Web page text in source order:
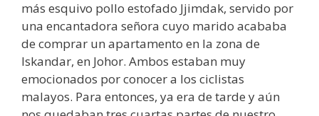
más esquivo pollo estofado Jjimdak, servido por
una encantadora señora cuyo marido acababa
de comprar un apartamento en la zona de
Iskandar, en Johor. Ambos estaban muy
emocionados por conocer a los ciclistas
malayos. Para entonces, ya era de tarde y aún